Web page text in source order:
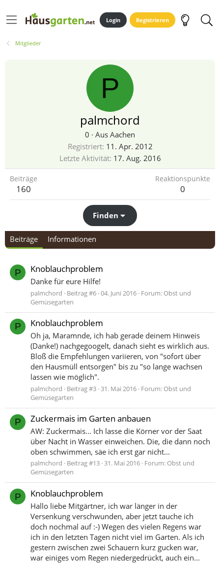
Login Registrieren
Mitglieder
P
palmchord
0 · Aus Aachen
Registriert 11. Apr. 2012
Letzte Aktivität 17. Aug. 2016
Beiträge
160
Reaktionspunkte
0
Finden
Beiträge Informationen
P Knoblauchproblem
Danke für eure Hilfe!
palmchord Beitrag #6 04. Juni 2016 Forum: Obst und
Gemüsegarten
P Knoblauchproblem
Oh ja, Maramnde, ich hab gerade deinem Hinweis
(Danke!) nachgegoogelt, danach sieht es wirklich aus.
Bloß die Empfehlungen variieren, von "sofort über
den Hausmüll entsorgen" bis zu "so lange wachsen
lassen wie möglich".
palmchord Beitrag #3 31. Mai 2016 Forum: Obst und
Gemüsegarten
P Zuckermais im Garten anbauen
AW: Zuckermais... Ich lasse die Körner vor der Saat
über Nacht in Wasser einweichen. Die, die dann noch
oben schwimmen, säe ich erst gar nicht...
palmchord Beitrag #13 31. Mai 2016 Forum: Obst und
Gemüsegarten
P Knoblauchproblem
Hallo liebe Mitgärtner, ich war länger in der
Versenkung verschwunden, aber jetzt tauche ich
doch nochmal auf :-) Wegen des vielen Regens war
ich in den letzten Tagen nicht viel im Garten. Als ich
gestern zwischen zwei Schauern kurz gucken war,
war einiges vom Regen niedergedrückt, auch ein...